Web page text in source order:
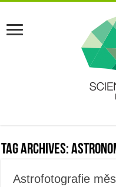
Tag Archives:
Astrofotografie